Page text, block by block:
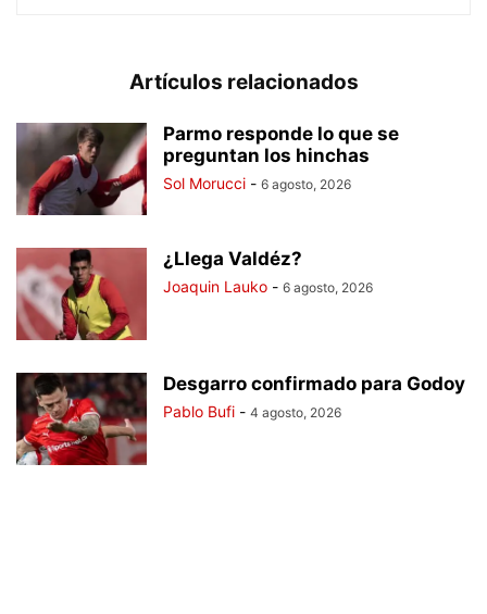
Artículos relacionados
Parmo responde lo que se
preguntan los hinchas
Sol Morucci - 6 agosto, 2026
¿Llega Valdéz?
Joaquin Lauko - 6 agosto, 2026
Desgarro confirmado para Godoy
Pablo Bufi - 4 agosto, 2026